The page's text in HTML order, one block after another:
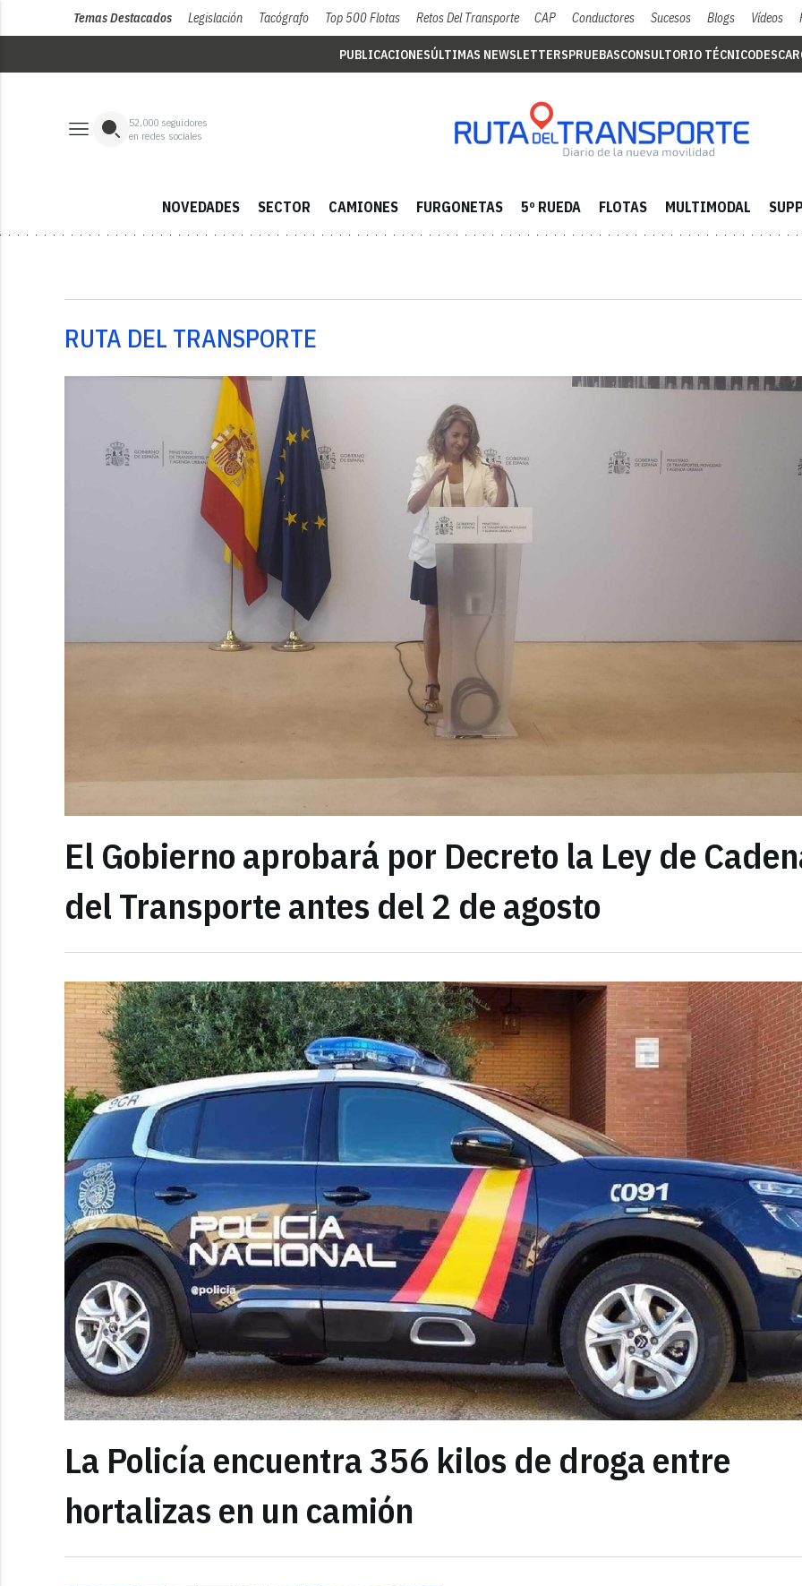
Temas Destacados Legislación Tacógrafo Top 500 Flotas Retos Del Transporte CAP Conductores Sucesos Blogs Vídeos
PUBLICACIONESÚLTIMAS NEWSLETTERSPRUEBASCONSULTORIO TÉCNICO
52,000 seguidores
en redes sociales
NOVEDADES SECTOR CAMIONES FURGONETAS 5º RUEDA FLOTAS MULTIMODAL
RUTA DEL TRANSPORTE
El Gobierno aprobará por Decreto la Ley de
del Transporte antes del 2 de agosto
La Policía encuentra 356 kilos de droga entre
hortalizas en un camión